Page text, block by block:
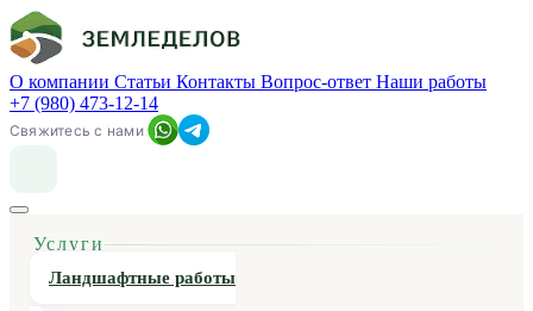
О компании Статьи Контакты Вопрос-ответ Наши работы
+7 (980) 473-12-14
Свяжитесь с нами
Услуги
Ландшафтные работы